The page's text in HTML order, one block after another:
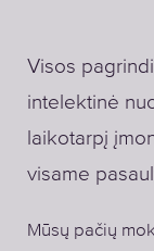
Visos
intelektinė
laikotarpį
visame
Mūsų pačių